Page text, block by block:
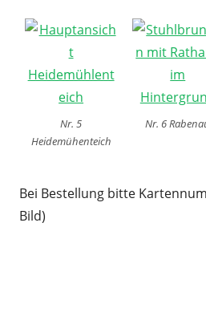
Nr. 5
Heidemühenteich
Nr. 6
Bei Bestellung bitte
Bild)